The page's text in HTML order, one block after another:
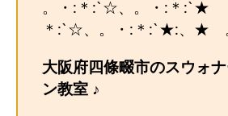
。・:＊:`☆、。・:
＊:`☆、。・:＊:`★:、★
大阪府四條畷市のスウォ
ン教室 ♪